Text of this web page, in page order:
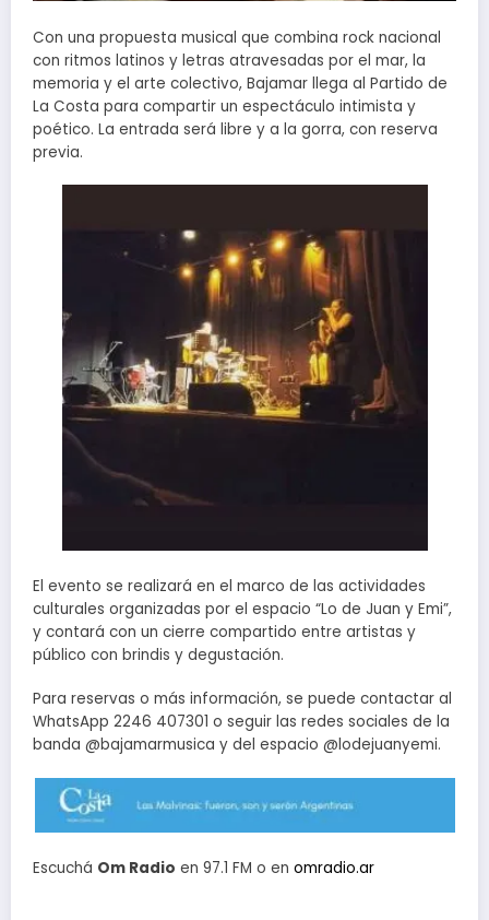
Con una propuesta musical que combina rock nacional
con ritmos latinos y letras atravesadas por el mar, la
memoria y el arte colectivo, Bajamar llega al Partido de
La Costa para compartir un espectáculo intimista y
poético. La entrada será libre y a la gorra, con reserva
previa.
El evento se realizará en el marco de las actividades
culturales organizadas por el espacio “Lo de Juan y Emi”,
y contará con un cierre compartido entre artistas y
público con brindis y degustación.
Para reservas o más información, se puede contactar al
WhatsApp 2246 407301 o seguir las redes sociales de la
banda @bajamarmusica y del espacio @lodejuanyemi.
Escuchá Om Radio en 97.1 FM o en omradio.ar